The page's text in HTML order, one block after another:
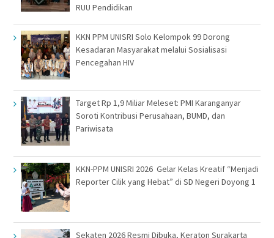
RUU Pendidikan
KKN PPM UNISRI Solo Kelompok 99 Dorong
Kesadaran Masyarakat melalui Sosialisasi
Pencegahan HIV
Target Rp 1,9 Miliar Meleset: PMI Karanganyar
Soroti Kontribusi Perusahaan, BUMD, dan
Pariwisata
KKN-PPM UNISRI 2026 Gelar Kelas Kreatif “Menjadi
Reporter Cilik yang Hebat” di SD Negeri Doyong 1
Sekaten 2026 Resmi Dibuka, Keraton Surakarta